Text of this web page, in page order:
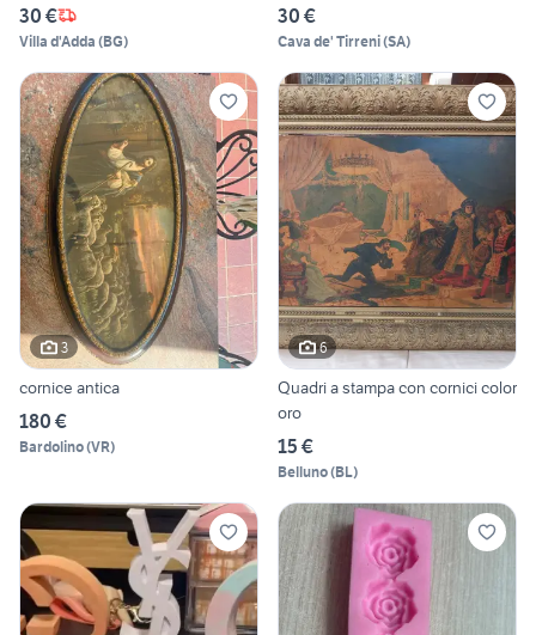
30 €
Villa d'Adda (BG)
30 €
Cava de' Tirreni(SA)
3
cornice antica
180 €
Bardolino(VR)
6
Quadri a stampa con cornici color
oro
15 €
Belluno(BL)